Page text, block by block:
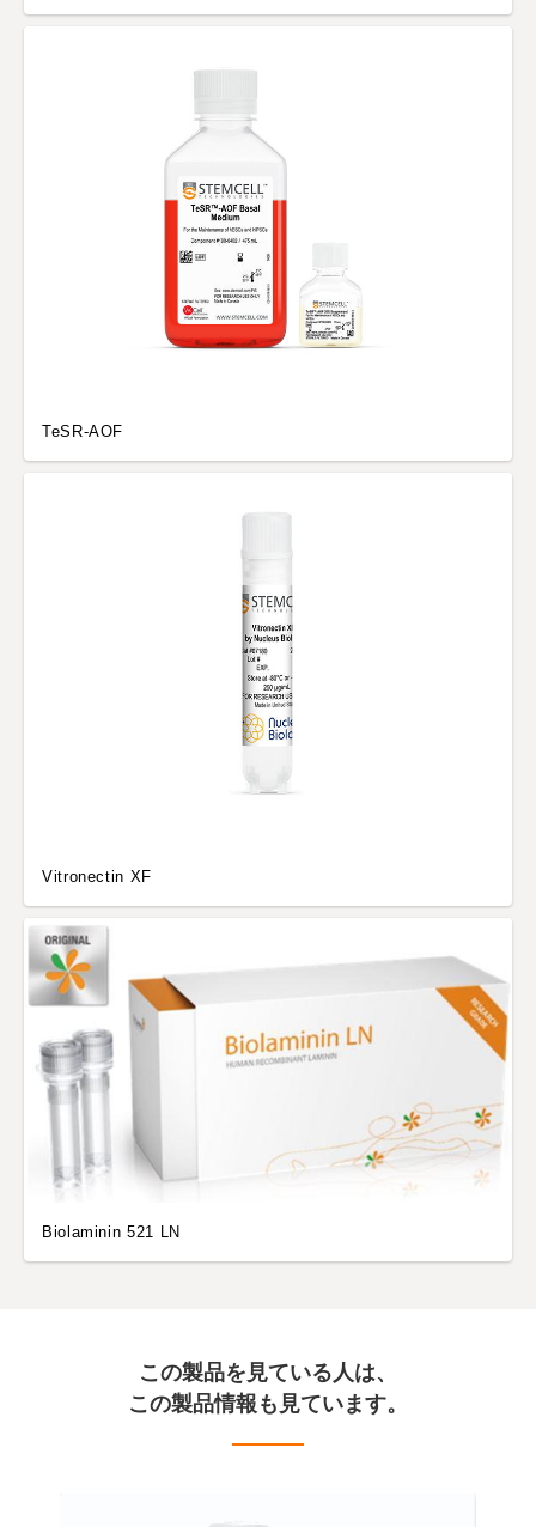
TeSR-AOF
Vitronectin XF
Biolaminin 521 LN
この製品を見ている人は、
この製品情報も見ています。